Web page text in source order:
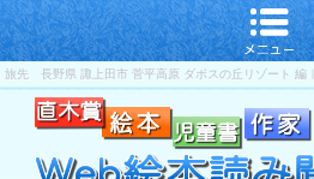
旅先 長野県 諏上田市 菅平高原 ダボスの丘リゾート 編
絵本-読み聞かせ劇場｜しもだ-かげき｜直木賞-児童書-作